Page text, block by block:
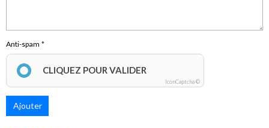
Anti-spam
CLIQUEZ POUR VALIDER
IconCaptcha ©
Ajouter